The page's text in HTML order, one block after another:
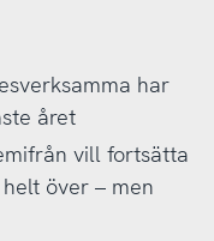
har
året
vill fortsätta
över – men